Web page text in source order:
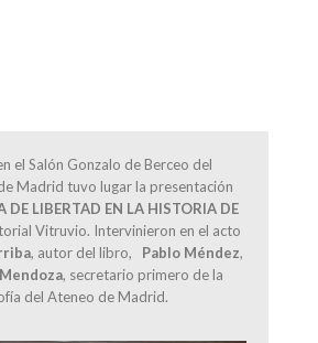
el Salón Gonzalo de Berceo del
Madrid tuvo lugar la presentación
DE LIBERTAD EN LA HISTORIA DE
Vitruvio. Intervinieron en el acto
, autor del libro, Pablo Méndez,
, secretario primero de la
del Ateneo de Madrid.